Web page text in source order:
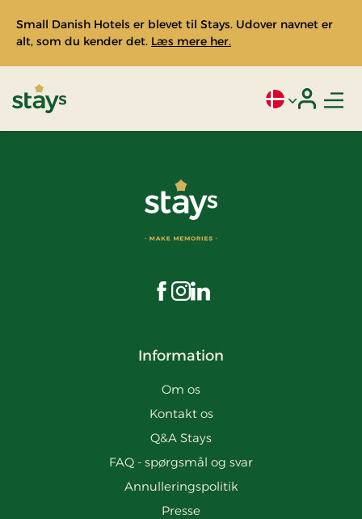
Small Danish Hotels er blevet til Stays. Udover navnet er
alt, som du kender det. Læs mere her.
Aktivt sprog:
Besøg os på Facebook
Besøg os på Instagram
Besøg os på LinkedIn
Information
Om os
Kontakt os
Q&A Stays
FAQ - spørgsmål og svar
Annulleringspolitik
Presse